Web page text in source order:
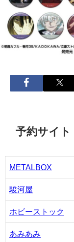
予約サイト
METALBOX
駿河屋
ホビーストック
あみあみ